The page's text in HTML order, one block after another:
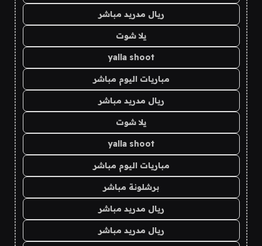
ريال مدريد مباشر
يلا شوت
yalla shoot
مباريات اليوم مباشر
ريال مدريد مباشر
يلا شوت
yalla shoot
مباريات اليوم مباشر
برشلونة مباشر
ريال مدريد مباشر
ريال مدريد مباشر